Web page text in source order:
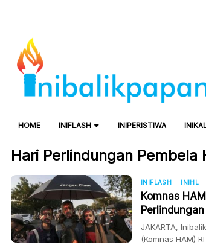
HOME INIFLASH INIPERISTIWA
Hari Perlindungan Pembela
INIFLASH INIHL
Komnas
JAKARTA,
(Komnas HAM)